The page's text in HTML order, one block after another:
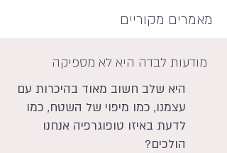
מאמרים מקוריים
מודעות לבדה היא לא מספיקה
היא שלב חשוב מאוד בהיכרות עם
עצמנו, כמו מיפוי של השטח, כמו
לדעת באיזו טופוגרפיה אנחנו
הולכים?